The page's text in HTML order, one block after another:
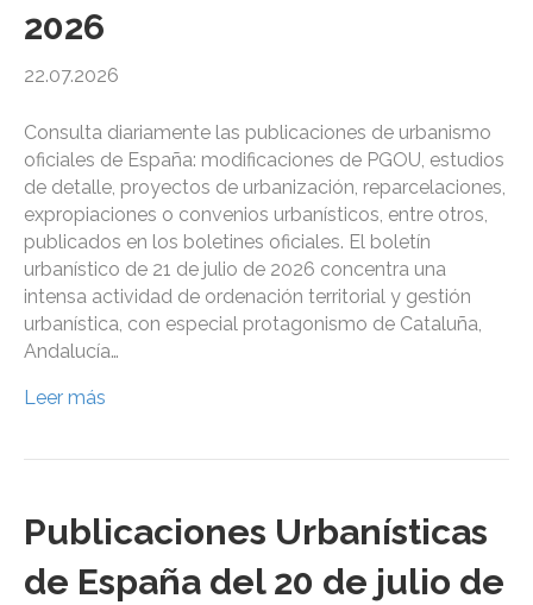
2026
22.07.2026
Consulta diariamente las publicaciones de urbanismo
oficiales de España: modificaciones de PGOU, estudios
de detalle, proyectos de urbanización, reparcelaciones,
expropiaciones o convenios urbanísticos, entre otros,
publicados en los boletines oficiales. El boletín
urbanístico de 21 de julio de 2026 concentra una
intensa actividad de ordenación territorial y gestión
urbanística, con especial protagonismo de Cataluña,
Andalucía…
Leer más
Publicaciones Urbanísticas
de España del 20 de julio de